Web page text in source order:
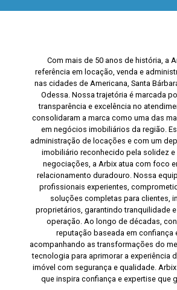
Com mais de 50 anos de história, a
referência em locação, venda e
nas cidades de Americana, Santa
Odessa. Nossa trajetória é marcada
transparência e excelência no
consolidaram a marca como uma das
em negócios imobiliários da região.
administração de locações e com um
imobiliário reconhecido pela solidez e
negociações, a Arbix atua com foco
relacionamento duradouro. Nossa
profissionais experientes,
soluções completas para clientes,
proprietários, garantindo tranquilidade
operação. Ao longo de décadas,
reputação baseada em confiança
acompanhando as transformações do
tecnologia para aprimorar a experiência
imóvel com segurança e qualidade.
que inspira confiança e expertise que